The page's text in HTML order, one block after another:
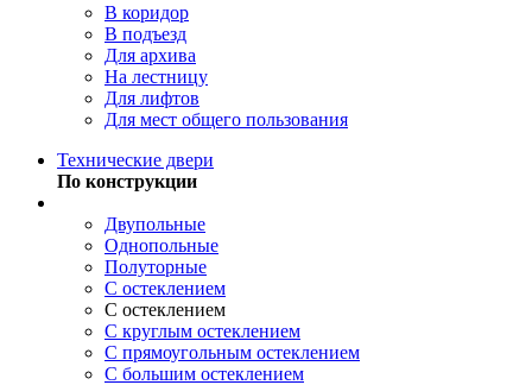
В коридор
В подъезд
Для архива
На лестницу
Для лифтов
Для мест общего пользования
Технические двери
По конструкции
Двупольные
Однопольные
Полуторные
С остеклением
С остеклением
С круглым остеклением
С прямоугольным остеклением
С большим остеклением